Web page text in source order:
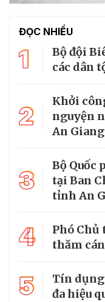
ĐỌC NHIỀU
1
Bộ đội
các dân
2
Khởi
nguyện
An Giang
3
Bộ Quốc
tại Ban
tỉnh An
4
Phó Chủ
thăm
5
Tín
đa hiệu